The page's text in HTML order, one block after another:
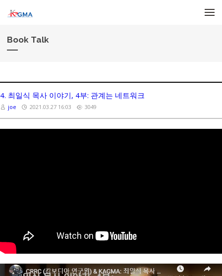
Book Talk
4. 최일식 목사 이야기, 4부: 관계는 네트워크
joe 2021.03.27 16:03 3049